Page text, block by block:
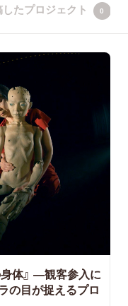
たプロジェクト 0
体』 ―観客参入に
の目が捉えるプロ